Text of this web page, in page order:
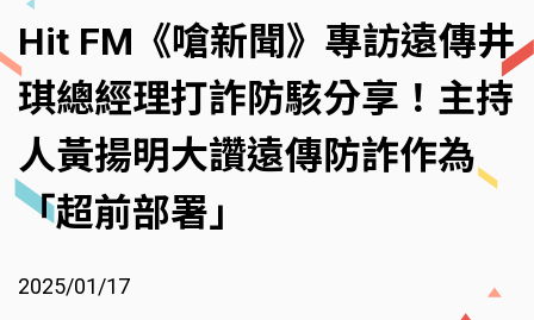
Hit FM《嗆新聞》專訪遠傳井
琪總經理打詐防駭分享！主持
人黃揚明大讚遠傳防詐作為
「超前部署」
2025/01/17